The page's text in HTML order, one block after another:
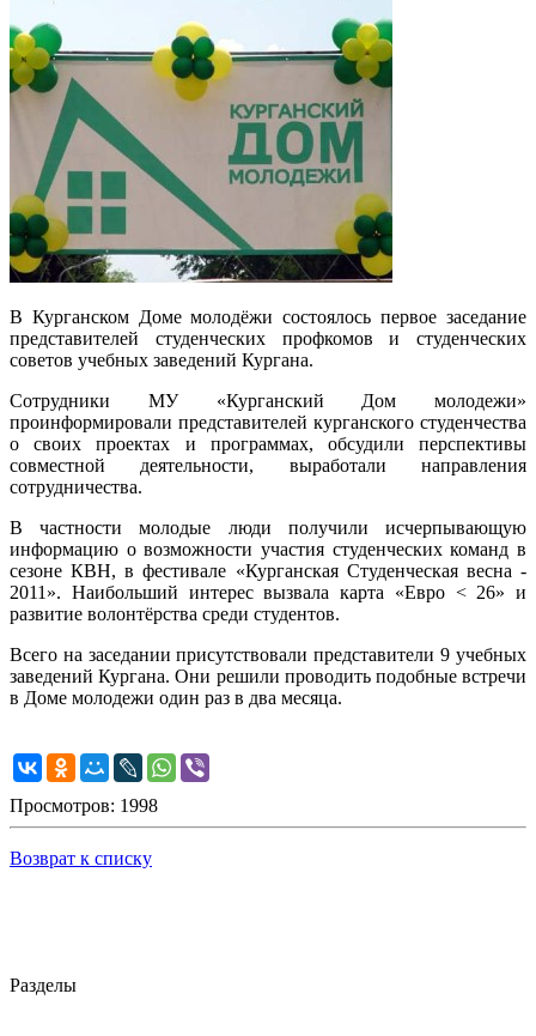
В Курганском Доме молодёжи состоялось первое заседание
представителей студенческих профкомов и студенческих
советов учебных заведений Кургана.
Сотрудники МУ «Курганский Дом молодежи»
проинформировали представителей курганского студенчества
о своих проектах и программах, обсудили перспективы
совместной деятельности, выработали направления
сотрудничества.
В частности молодые люди получили исчерпывающую
информацию о возможности участия студенческих команд в
сезоне КВН, в фестивале «Курганская Студенческая весна -
2011». Наибольший интерес вызвала карта «Евро < 26» и
развитие волонтёрства среди студентов.
Всего на заседании присутствовали представители 9 учебных
заведений Кургана. Они решили проводить подобные встречи
в Доме молодежи один раз в два месяца.
Просмотров: 1998
Возврат к списку
Разделы